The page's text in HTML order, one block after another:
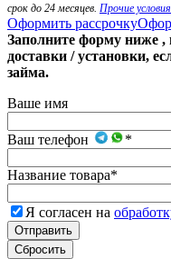
срок до 24 месяцев. Прочие условия
Оформить рассрочку
Заполните форму ниже ,
доставки / установки,
займа.
Ваше имя
Ваш телефон *
Название товара*
Я согласен на